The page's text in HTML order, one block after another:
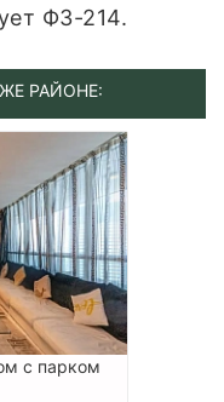
ФЗ-214.
РАЙОНЕ:
с парком